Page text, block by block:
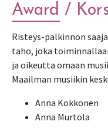
Award /
Risteys-palkinnon
taho, joka
ja oikeutta omaan
Maailman musiikin
Anna Kokkonen
Anna Murtola